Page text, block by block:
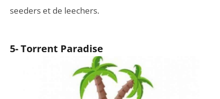
seeders et de leechers.
5- Torrent Paradise